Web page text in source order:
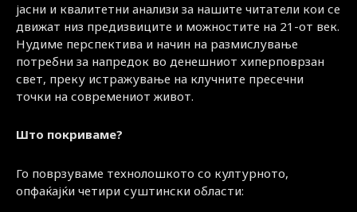
јасни и квалитетни анализи за нашите читатели кои се
движат низ предизвиците и можностите на 21-от век.
Нудиме перспектива и начин на размислување
потребни за напредок во денешниот хиперповрзан
свет, преку истражување на клучните пресечни
точки на современиот живот.
Што покриваме?
Го поврзуваме технолошкото со културното,
опфаќајќи четири суштински области: